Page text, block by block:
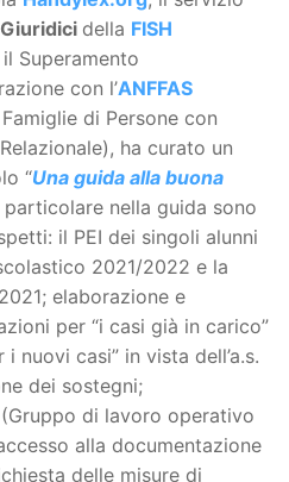
della FISH
Superamento
con l’ANFFAS
di Persone con
ha curato un
“Una guida alla buona
particolare nella guida sono
il PEI dei singoli alunni
2021/2022 e la
elaborazione e
per “i casi già in carico”
nuovi casi” in vista dell’a.s.
dei sostegni;
di lavoro operativo
alla documentazione
delle misure di